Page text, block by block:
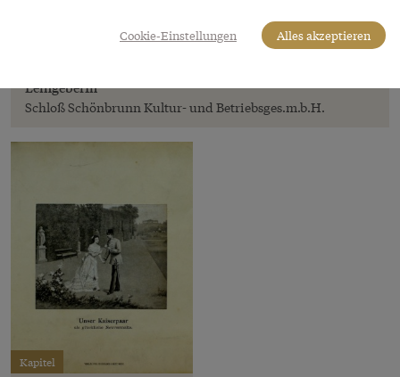
Schloß Schönbrunn Kultur- und Betriebsges.m.b.H./Foto:
Edgar Knaack/Sammlung Bundesmobilienverwaltung
LeihgeberIn
Schloß Schönbrunn Kultur- und Betriebsges.m.b.H.
Kapitel
Cookie-Einstellungen Alles akzeptieren